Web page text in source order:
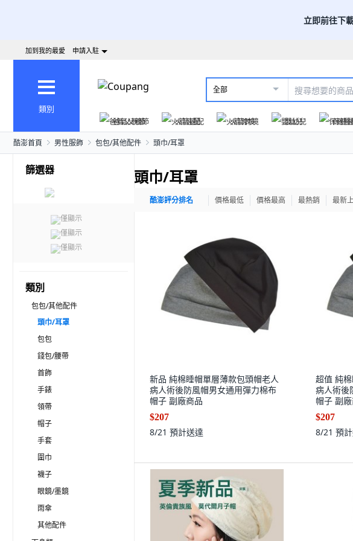
立即前往下
加到我的最愛 申請入駐
類別
全部
爸氣父親節 火箭速配 火箭跨境 嬰幼兒 保健
酷澎首頁 男性服飾 包包/其他配件 頭巾/耳罩
篩選器
僅顯示
僅顯示
僅顯示
類別
包包/其他配件
頭巾/耳罩
包包
錢包/腰帶
首飾
手錶
領帶
帽子
手套
圍巾
襪子
眼鏡/墨鏡
雨傘
其他配件
頭巾/耳罩
酷澎評分排名 價格最低 價格最高 最熱銷 最新
新品 純棉睡帽單層薄款包頭帽老人
病人術後防風帽男女通用彈力棉布
帽子 副廠商品
$207
8/21 預計送達
超值 純
病人術後
帽子 副
$207
8/21 預